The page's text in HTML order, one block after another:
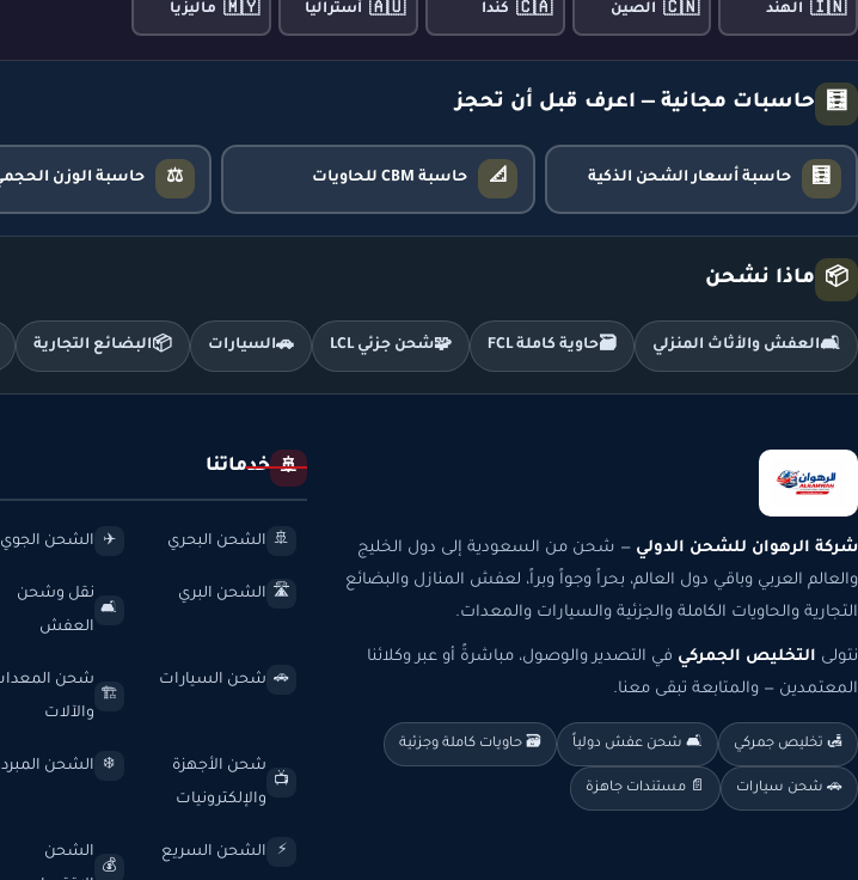
🇮🇳 الهند 🇨🇳 الصين 🇨🇦 كندا 🇦🇺 أستراليا 🇲🇾 ماليزيا
🧮 حاسبات مجانية — اعرف قبل أن تحجز
🧮 حاسبة أسعار الشحن الذكية 📐 حاسبة CBM للحاويات ⚖️ حاسبة الوزن
📦 ماذا نشحن
🛋️العفش والأثاث المنزلي 🗃️حاوية كاملة FCL 🧩شحن جزئي LCL 🚗السيارات 📦البضائع التجارية
شركة الرهوان للشحن الدولي — شحن من السعودية إلى دول الخليج
والعالم العربي وباقي دول العالم، بحراً وجواً وبراً، لعفش المنازل والبضائع
التجارية والحاويات الكاملة والجزئية والسيارات والمعدات.
نتولى التخليص الجمركي في التصدير والوصول، مباشرةً أو عبر وكلائنا
المعتمدين — والمتابعة تبقى معنا.
🛃 تخليص جمركي 🛋️ شحن عفش دولياً 🗃️ حاويات كاملة وجزئية
🚗 شحن سيارات 📄 مستندات جاهزة
🚢 خدماتنا
🚢 الشحن البحري ✈️ الشحن الجوي
🛣️ الشحن البري
🛋️
نقل وشحن
العفش
🚗 شحن السيارات
🏗️
شحن
والآلات
📺
شحن الأجهزة
والإلكترونيات
❄️ الشحن المبرد
⚡ الشحن السريع
💰
الشحن